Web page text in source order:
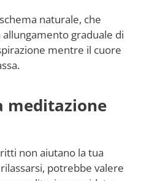
naturale, che
graduale di
mentre il cuore
meditazione
non aiutano la tua
potrebbe valere